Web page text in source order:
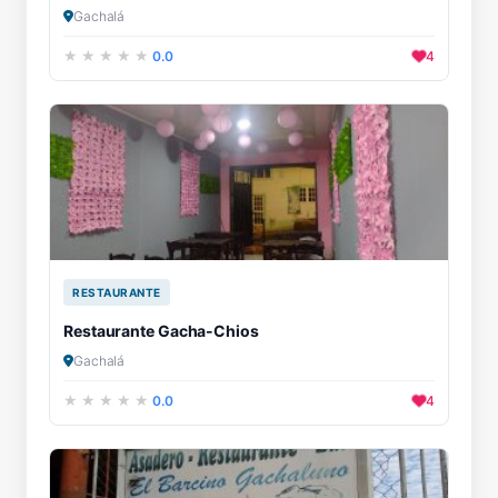
Gachalá
0.0 4
RESTAURANTE
Restaurante Gacha-Chios
Gachalá
0.0 4